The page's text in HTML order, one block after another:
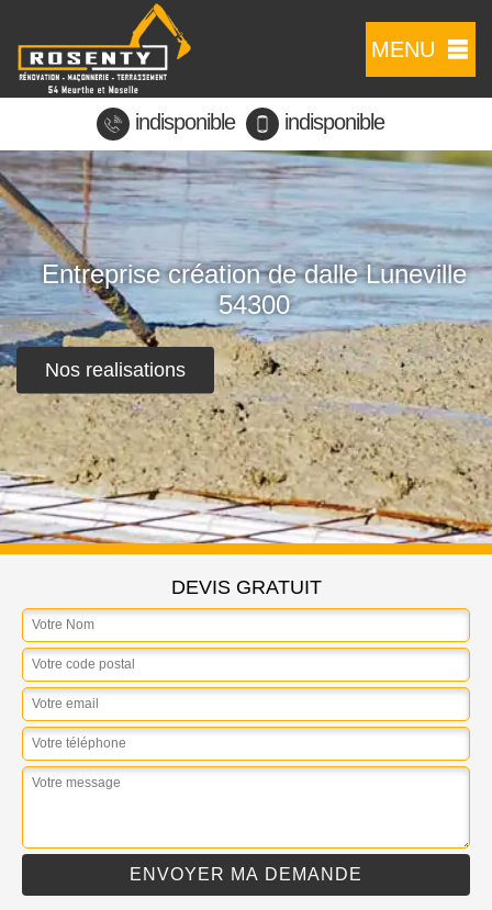
MENU
indisponible indisponible
Entreprise création de dalle Luneville
54300
Nos realisations
DEVIS GRATUIT